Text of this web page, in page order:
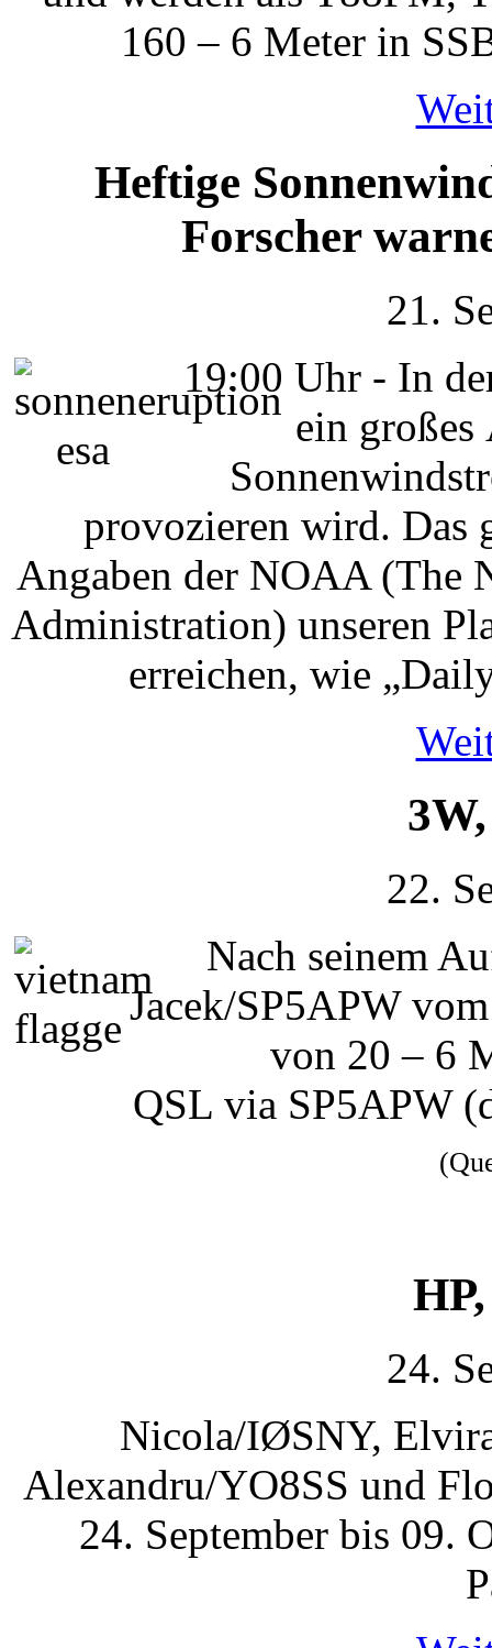
160 – 6 Meter in
Heftige
Forscher
21.
19:00 Uhr - In
ein großes
provozieren wird. Das
Angaben der NOAA (The
Administration) unseren
erreichen, wie
22.
Nach seinem
Jacek/SP5APW
von 20 – 6
QSL via SP5APW
24.
Nicola/IØSNY,
Alexandru/YO8SS und
24. September bis 09.